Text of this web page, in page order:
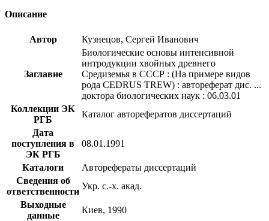
Описание
Автор Кузнецов, Сергей Иванович
Заглавие
Биологические основы интенсивной
интродукции хвойных древнего
Средиземья в СССР : (На примере видов
рода CEDRUS TREW) : автореферат дис. ...
доктора биологических наук : 06.03.01
Коллекции ЭК
РГБ
Каталог авторефератов диссертаций
Дата
поступления в
ЭК РГБ
08.01.1991
Каталоги
Авторефераты диссертаций
Сведения об
ответственности
Укр. с.-х. акад.
Выходные
данные
Киев, 1990